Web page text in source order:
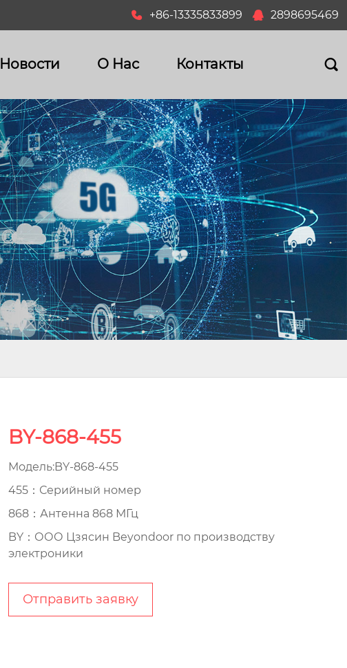
 +86-13335833899  2898695469
Новости О Hас Контакты 
BY-868-455
Модель:BY-868-455
455：Серийный номер
868：Антенна 868 МГц
BY：ООО Цзясин Beyondoor по производству
электроники
Отправить заявку